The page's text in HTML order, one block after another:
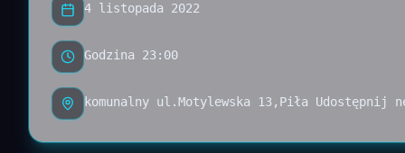
4 listopada 2022
Godzina 23:00
komunalny ul.Motylewska 13,Piła